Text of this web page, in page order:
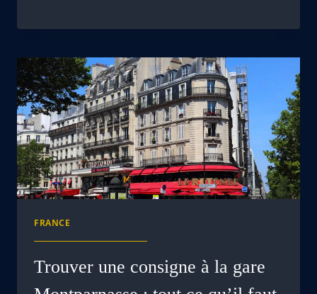
FRANCE
Trouver une consigne à la gare